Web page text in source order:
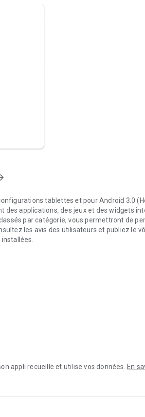
tablettes et pour Android 3.0
applications, des jeux et des widgets
par catégorie, vous permettront de
les avis des utilisateurs et publiez le
sur les applications
appli recueille et utilise vos données.
En